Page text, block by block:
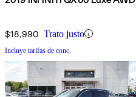
$18,990 Trato justo
Incluye tarifas de conc.